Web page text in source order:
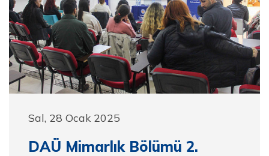
Sal, 28 Ocak 2025
DAÜ Mimarlık Bölümü 2.